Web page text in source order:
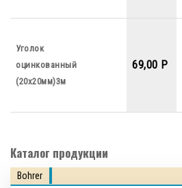
Уголок
оцинкованный
(20х20мм)3м
69,00 P
Каталог продукции
Bohrer